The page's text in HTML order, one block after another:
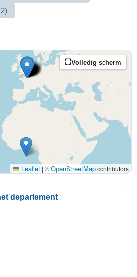
Volledig scherm
Leaflet | ©OpenStreetMapcontributors
departement